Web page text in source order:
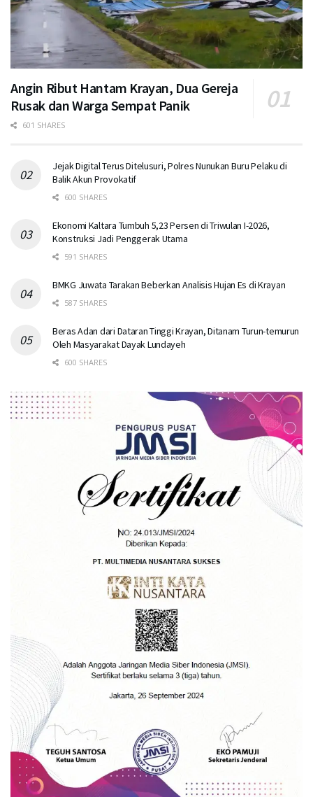
Angin Ribut Hantam Krayan, Dua Gereja
Rusak dan Warga Sempat Panik
601 SHARES
Jejak Digital Terus Ditelusuri, Polres Nunukan Buru Pelaku di
Balik Akun Provokatif
600 SHARES
Ekonomi Kaltara Tumbuh 5,23 Persen di Triwulan I-2026,
Konstruksi Jadi Penggerak Utama
591 SHARES
BMKG Juwata Tarakan Beberkan Analisis Hujan Es di Krayan
587 SHARES
Beras Adan dari Dataran Tinggi Krayan, Ditanam Turun-temurun
Oleh Masyarakat Dayak Lundayeh
600 SHARES